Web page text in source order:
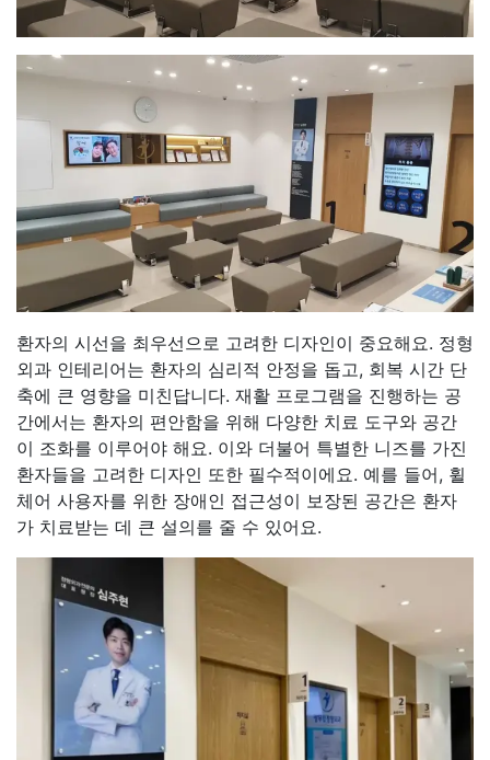
환자의 시선을 최우선으로 고려한 디자인이 중요해요. 정형
외과 인테리어는 환자의 심리적 안정을 돕고, 회복 시간 단
축에 큰 영향을 미친답니다. 재활 프로그램을 진행하는 공
간에서는 환자의 편안함을 위해 다양한 치료 도구와 공간
이 조화를 이루어야 해요. 이와 더불어 특별한 니즈를 가진
환자들을 고려한 디자인 또한 필수적이에요. 예를 들어, 휠
체어 사용자를 위한 장애인 접근성이 보장된 공간은 환자
가 치료받는 데 큰 설의를 줄 수 있어요.